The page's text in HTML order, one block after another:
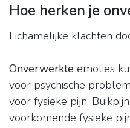
Hoe herken je
Lichamelijke klachten
Onverwerkte emoties
voor psychische
voor fysieke pijn.
voorkomende fysieke